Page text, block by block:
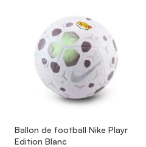
Ballon de football Nike Playr
Edition Blanc